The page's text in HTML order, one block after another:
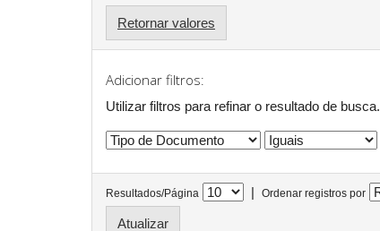
Retornar valores
Adicionar filtros:
Utilizar filtros para refinar o resultado de busca.
Resultados/Página | Ordenar registros por